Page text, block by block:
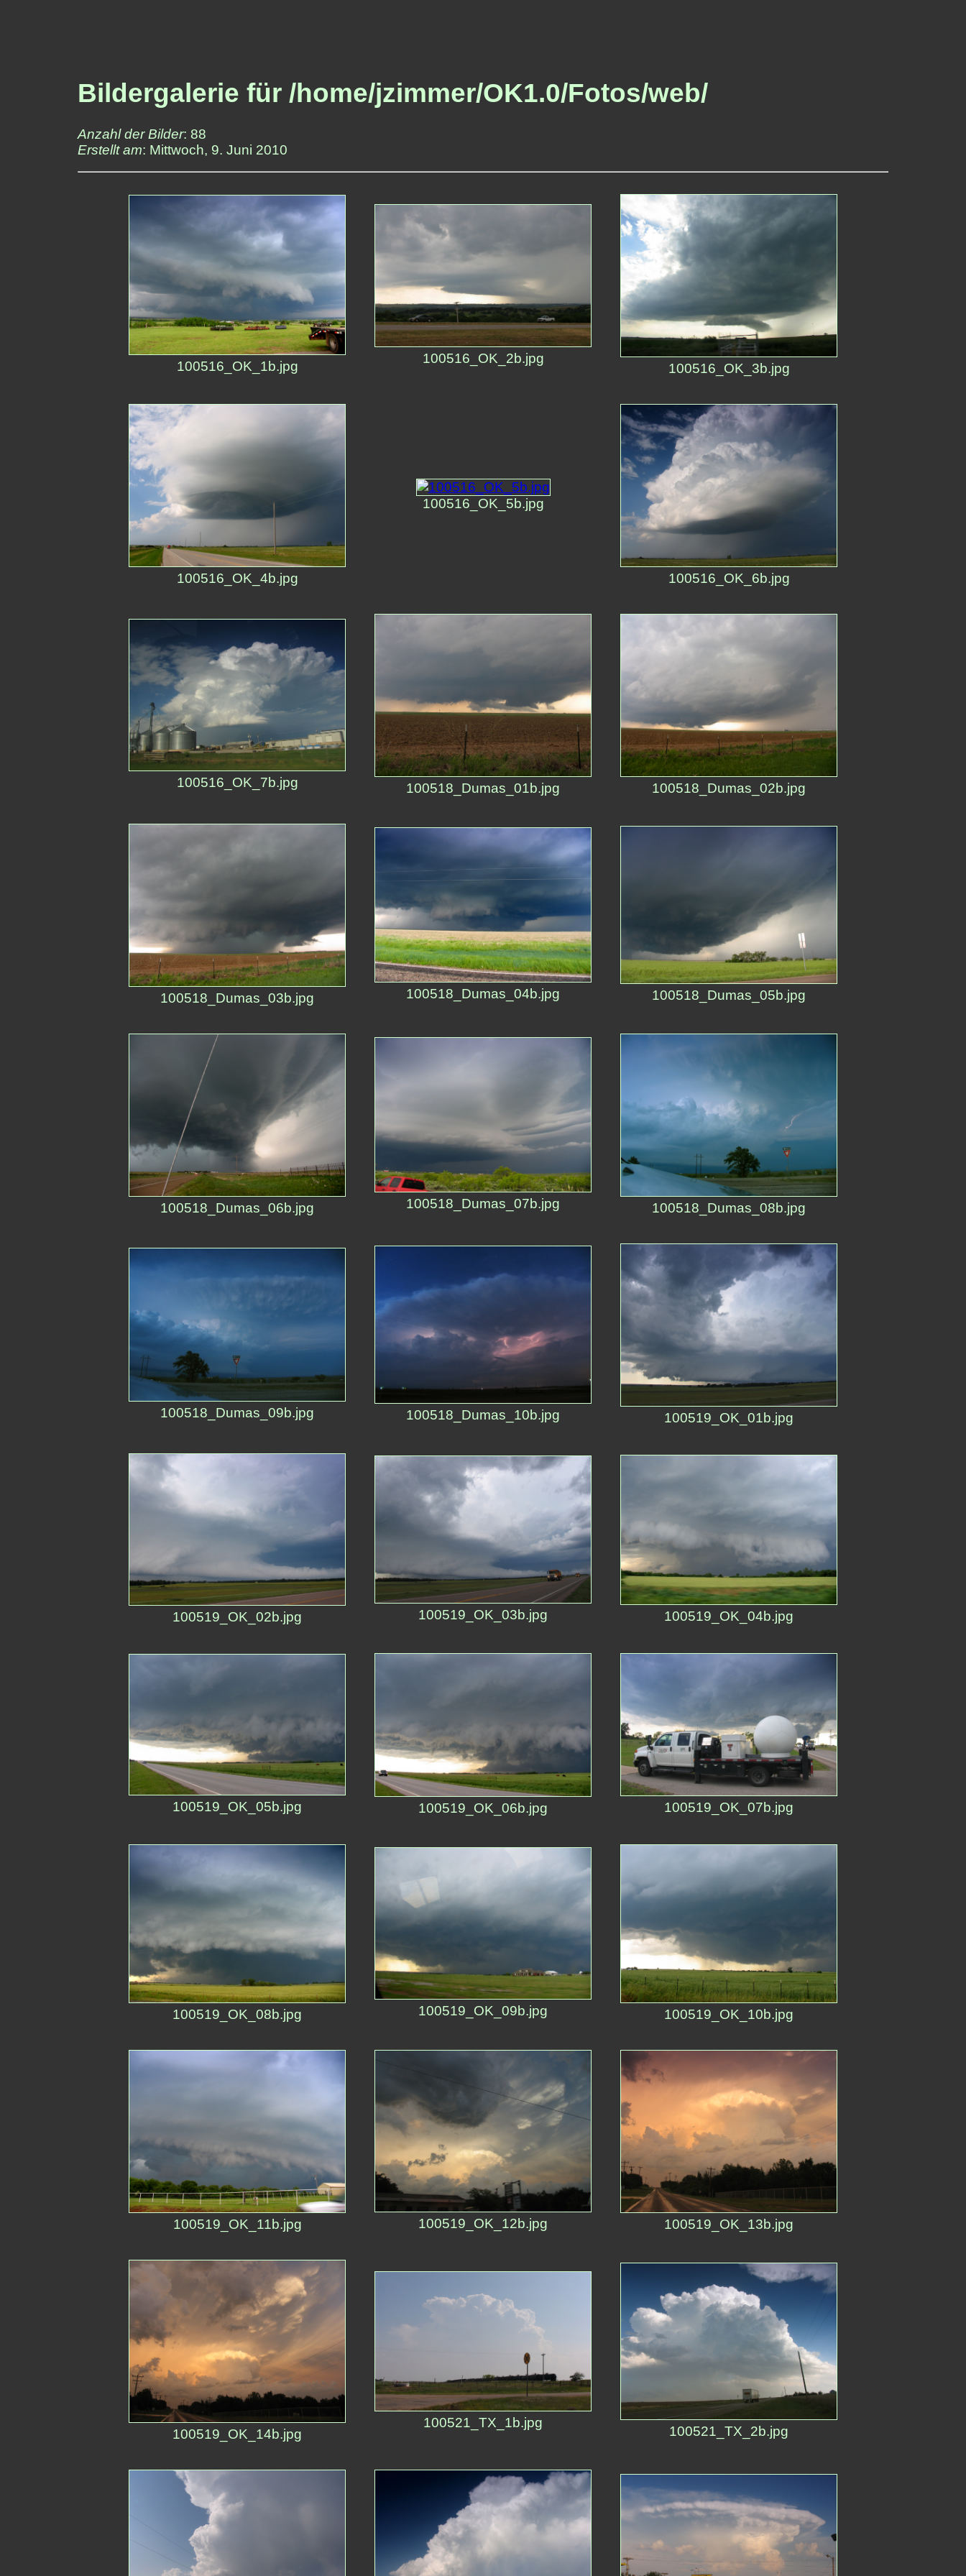
Bildergalerie für /home/jzimmer/OK1.0/Fotos/web/
Anzahl der Bilder: 88
Erstellt am: Mittwoch, 9. Juni 2010
100516_OK_1b.jpg
100516_OK_2b.jpg
100516_OK_3b.jpg
100516_OK_4b.jpg
100516_OK_5b.jpg
100516_OK_6b.jpg
100516_OK_7b.jpg 100518_Dumas_01b.jpg 100518_Dumas_02b.jpg
100518_Dumas_03b.jpg 100518_Dumas_04b.jpg 100518_Dumas_05b.jpg
100518_Dumas_06b.jpg 100518_Dumas_07b.jpg 100518_Dumas_08b.jpg
100518_Dumas_09b.jpg 100518_Dumas_10b.jpg 100519_OK_01b.jpg
100519_OK_02b.jpg 100519_OK_03b.jpg 100519_OK_04b.jpg
100519_OK_05b.jpg 100519_OK_06b.jpg 100519_OK_07b.jpg
100519_OK_08b.jpg 100519_OK_09b.jpg 100519_OK_10b.jpg
100519_OK_11b.jpg 100519_OK_12b.jpg 100519_OK_13b.jpg
100519_OK_14b.jpg
100521_TX_1b.jpg
100521_TX_2b.jpg